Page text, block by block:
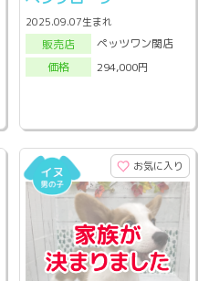
2025.09.07生まれ
販売店
ペッツワン関店
価格
294,000円
お気に入り